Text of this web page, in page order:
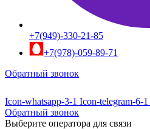
+7(949)-330-21-85
+7(978)-059-89-71
Обратный звонок
Icon-whatsapp-3-1 Icon-telegram-6-1
Обратный звонок
Выберите оператора для связи